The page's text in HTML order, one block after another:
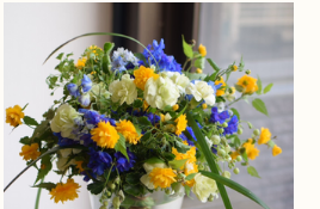
ーコース 生花コース
ディプロマプリザーブドフラワーコース